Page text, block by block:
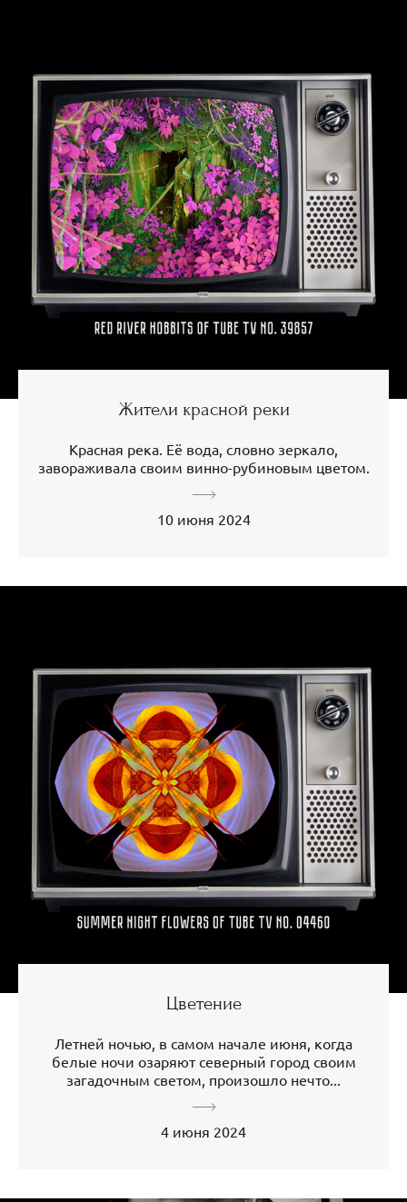
Жители красной реки
Красная река. Её вода, словно зеркало,
завораживала своим винно-рубиновым цветом.
10 июня 2024
Цветение
Летней ночью, в самом начале июня, когда
белые ночи озаряют северный город своим
загадочным светом, произошло нечто...
4 июня 2024